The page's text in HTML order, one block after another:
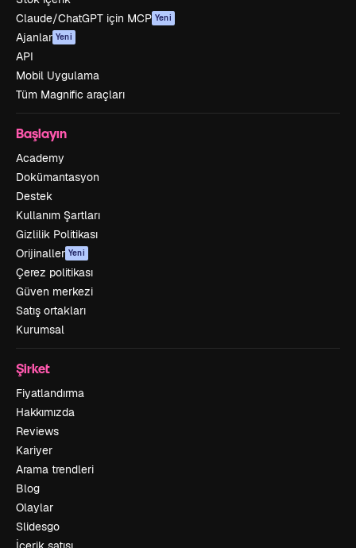
Claude/ChatGPT için MCP Yeni
Ajanlar Yeni
API
Mobil Uygulama
Tüm Magnific araçları
Başlayın
Academy
Dokümantasyon
Destek
Kullanım Şartları
Gizlilik Politikası
Orijinaller Yeni
Çerez politikası
Güven merkezi
Satış ortakları
Kurumsal
Şirket
Fiyatlandırma
Hakkımızda
Reviews
Kariyer
Arama trendleri
Blog
Olaylar
Slidesgo